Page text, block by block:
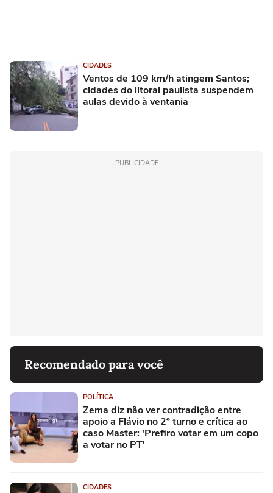
CIDADES
Ventos de 109 km/h atingem Santos;
cidades do litoral paulista suspendem
aulas devido à ventania
PUBLICIDADE
Recomendado para você
POLÍTICA
Zema diz não ver contradição entre
apoio a Flávio no 2º turno e crítica ao
caso Master: 'Prefiro votar em um copo
a votar no PT'
CIDADES